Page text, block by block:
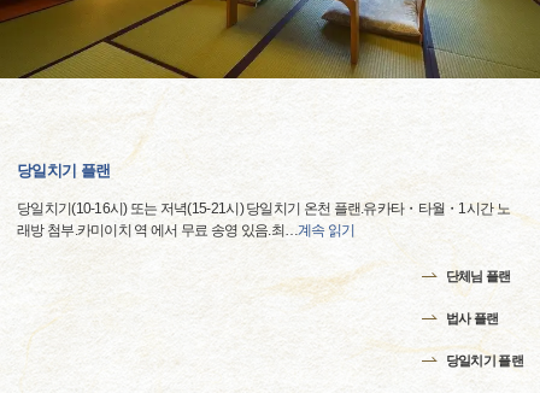
당일치기 플랜
당일치기(10-16시) 또는 저녁(15-21시) 당일치기 온천 플랜.유카타・타월・1시간 노
래방 첨부.카미이치 역 에서 무료 송영 있음.최…계속 읽기
단체님 플랜
법사 플랜
당일치기 플랜